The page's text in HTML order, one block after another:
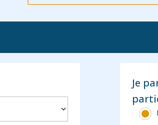
Je